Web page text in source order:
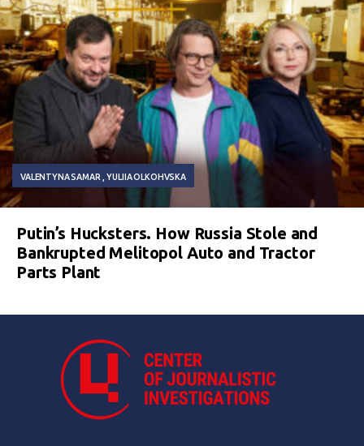
VALENTYNA SAMAR YULIIA OLKOHVSKA
Putin’s Hucksters. How Russia Stole and
Bankrupted Melitopol Auto and Tractor
Parts Plant